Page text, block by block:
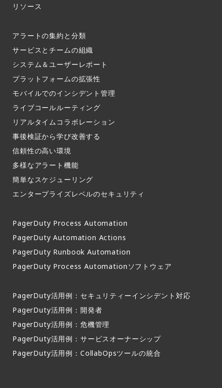
リソース
アラートの集約と分類​
サービスとチームの組織​
システム＆ユーザーレポート​
プラットフォームの拡張性
モバイルでのインシデント管理​
ライブコールルーティング​
リアルタイムコラボレーション​
事後検証から学び改善する
信頼性の高い環境​
多様なアラート機能​
簡単なスケジューリング​
エンタープライズレベルのセキュリティ
PagerDuty Process Automation
PagerDuty Automation Actions
PagerDuty Runbook Automation
PagerDuty Process Automationソフトウェア
PagerDuty活用例：セキュリティーインシデント対応
PagerDuty活用例：開発者
PagerDuty活用例：危機管理
PagerDuty活用例：サービスオーナーシップ
PagerDuty活用例：CollabOpsツールの統合